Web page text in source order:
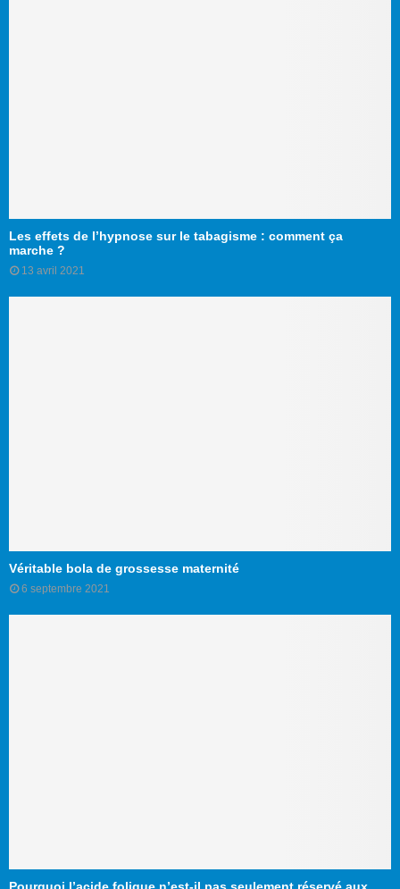
Les effets de l’hypnose sur le tabagisme : comment ça
marche ?
13 avril 2021
Véritable bola de grossesse maternité
6 septembre 2021